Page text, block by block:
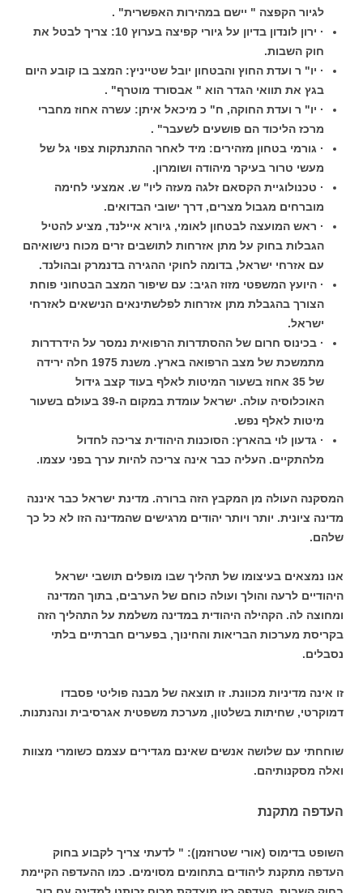
לגיור הקפצה " יישם במהירות האפשרית" .
· ירון לונדון בדיון על גיורי קפיצה בערוץ 10: צריך לבטל את
חוק השבות.
· יו" ר ועדת החוץ והבטחון יובל שטייניץ: המצב בו קובע היום
בגץ את תוואי הגדר הוא " אבסורד מוטרף" .
· יו" ר ועדת החוקה, ח" כ מיכאל איתן: עשרה אחוז מחברי
מרכז הליכוד הם פושעים לשעבר" .
· גורמי בטחון מזהירים: מיד לאחר ההתנתקות צפוי גל של
מעשי טרור בעיקר מיהודה ושומרון.
· טכנולוגיית הקסאם זלגה מעזה ליו" ש. אמצעי לחימה
מוברחים מגבול מצרים, דרך ישובי הבדואים.
· ראש המועצה לבטחון לאומי, גיורא איילנד, מציע להטיל
הגבלות בחוק על מתן אזרחות לתושבים זרים מכוח נישואיהם
עם אזרחי ישראל, בדומה לחוקי ההגירה בדנמרק ובהולנד.
· היועץ המשפטי מזוז הגיב: עם שיפור המצב הבטחוני פוחת
הצורך בהגבלת מתן אזרחות לפלשתינאים הנישאים לאזרחי
ישראל.
· בכינוס חרום של ההסתדרות הרפואית נמסר על הידרדרות
מתמשכת של מצב הרפואה בארץ. משנת 1975 חלה ירידה
של 35 אחוז בשעור המיטות לאלף בעוד קצב גידול
האוכלוסיה עולה. ישראל עומדת במקום ה-39 בעולם בשעור
מיטות לאלף נפש.
· גדעון לוי בהארץ: הסוכנות היהודית צריכה לחדול
מלהתקיים. העליה כבר אינה צריכה להיות ערך בפני עצמו.
המסקנה העולה מן המקבץ הזה ברורה. מדינת ישראל כבר איננה
מדינה ציונית. יותר ויותר יהודים מרגישים שהמדינה הזו לא כל כך
שלהם.
אנו נמצאים בעיצומו של תהליך שבו מופלים תושבי ישראל
היהודיים לרעה והולך ועולה כוחם של הערבים, בתוך המדינה
ומחוצה לה. הקהילה היהודית במדינה משלמת על התהליך הזה
בקריסת מערכות הבריאות והחינוך, בפערים חברתיים בלתי
נסבלים.
זו אינה מדיניות מכוונת. זו תוצאה של מבנה פוליטי פסבדו
דמוקרטי, שחיתות בשלטון, מערכת משפטית אגרסיבית ונהנתנות.
שוחחתי עם שלושה אנשים שאינם מגדירים עצמם כשומרי מצוות
ואלה מסקנותיהם.
העדפה מתקנת
השופט בדימוס (אורי שטרוזמן): " לדעתי צריך לקבוע בחוק
העדפה מתקנת ליהודים בתחומים מסוימים. כמו ההעדפה הקיימת